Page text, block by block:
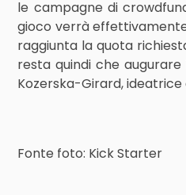
le campagne di
gioco verrà
raggiunta la quota
resta quindi che
Kozerska-Girard, ideatrice
Fonte foto: Kick Starter